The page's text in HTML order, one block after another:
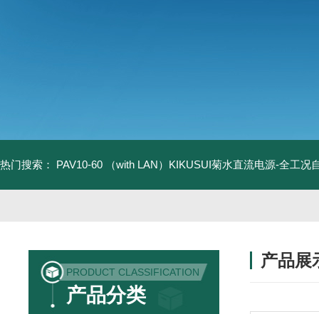
热门搜索： PAV10-60 （with LAN）KIKUSUI菊水直流电源-全工况
PRODUCT CLASSIFICATION
产品分类
产品展